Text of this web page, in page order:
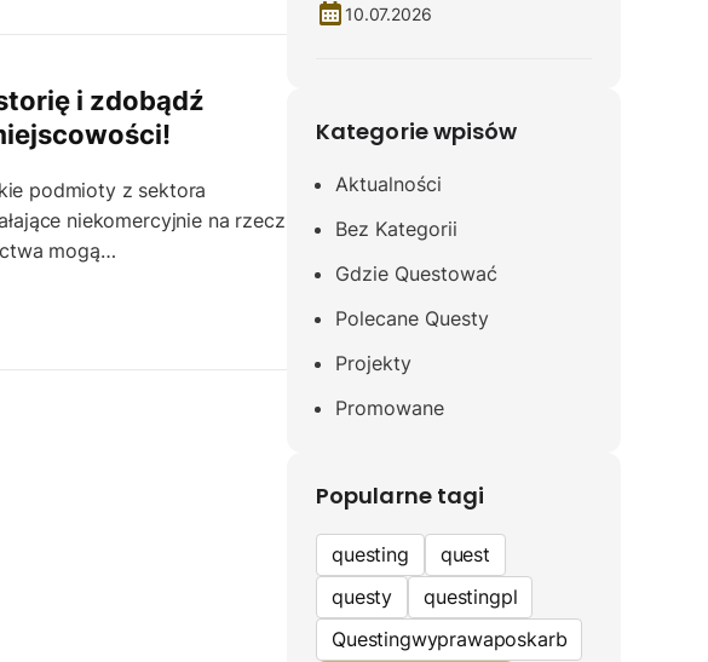
i zdobądź
podmioty z sektora
niekomercyjnie na rzecz
mogą…
10.07.2026
Kategorie wpisów
Aktualności
Bez Kategorii
Gdzie Questować
Polecane Questy
Projekty
Promowane
Popularne tagi
questing
quest
questy
questingpl
Questingwyprawaposkarb